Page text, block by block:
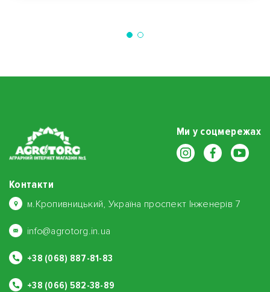
Ми у соцмережах
Контакти
м.Кропивницький, Україна проспект Інженерів 7
info@agrotorg.in.ua
+38 (068) 887-81-83
+38 (066) 582-38-89